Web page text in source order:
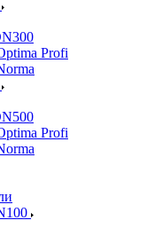
Profi
Profi